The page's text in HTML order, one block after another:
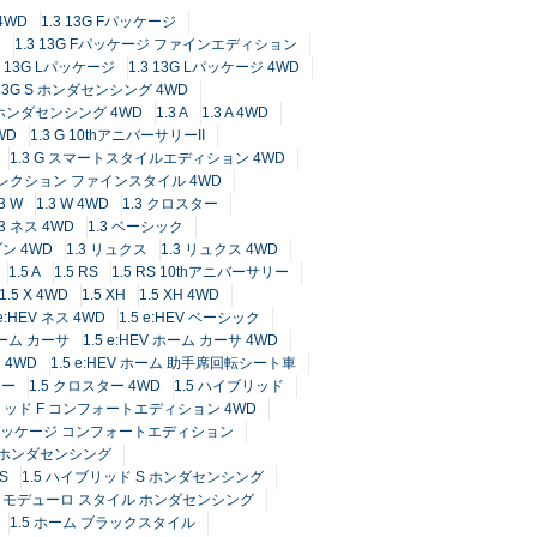
1.3 13G Fパッケージ
1.3 13G Fパッケージ ファインエディション
13G Lパッケージ
1.3 13G Lパッケージ 4WD
S ホンダセンシング 4WD
ンダセンシング 4WD 1.3 A
1.3 A 4WD
1.3 G 10thアニバーサリーII
1.3 G スマートスタイルエディション 4WD
クション ファインスタイル 4WD
W 1.3 W 4WD
1.3 クロスター
ネス 4WD
1.3 ベーシック
4WD 1.3 リュクス
1.3 リュクス 4WD
1.5 A 1.5 RS
1.5 RS 10thアニバーサリー
1.5 X 4WD 1.5 XH
1.5 XH 4WD
ネス 4WD
1.5 e:HEV ベーシック
ム カーサ
1.5 e:HEV ホーム カーサ 4WD
4WD
1.5 e:HEV ホーム 助手席回転シート車
1.5 クロスター 4WD
1.5 ハイブリッド
ド F コンフォートエディション 4WD
ケージ コンフォートエディション
ンダセンシング
1.5 ハイブリッド S ホンダセンシング
デューロ スタイル ホンダセンシング
1.5 ホーム ブラックスタイル